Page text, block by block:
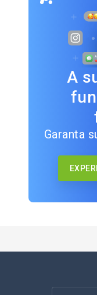
A
Garanta